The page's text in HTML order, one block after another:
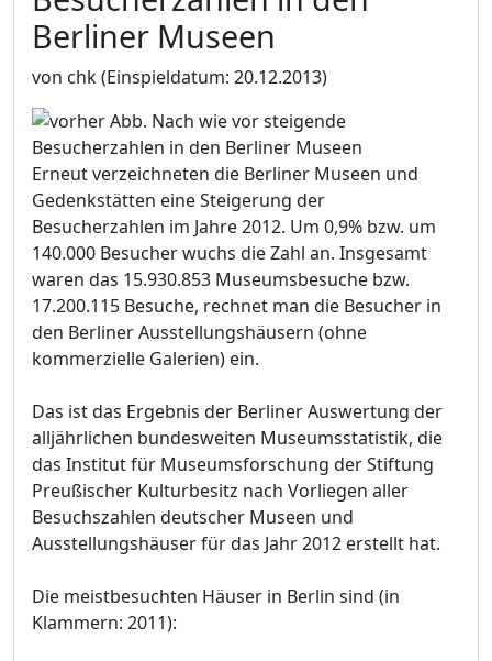
Berliner Museen
von chk(Einspieldatum: 20.12.2013)
Erneut verzeichneten die Berliner Museen und
Gedenkstätten eine Steigerung der
Besucherzahlen im Jahre 2012. Um 0,9% bzw. um
140.000 Besucher wuchs die Zahl an. Insgesamt
waren das 15.930.853 Museumsbesuche bzw.
17.200.115 Besuche, rechnet man die Besucher in
den Berliner Ausstellungshäusern (ohne
kommerzielle Galerien) ein.
Das ist das Ergebnis der Berliner Auswertung der
alljährlichen bundesweiten Museumsstatistik, die
das Institut für Museumsforschung der Stiftung
Preußischer Kulturbesitz nach Vorliegen aller
Besuchszahlen deutscher Museen und
Ausstellungshäuser für das Jahr 2012 erstellt hat.
Die meistbesuchten Häuser in Berlin sind (in
Klammern: 2011):